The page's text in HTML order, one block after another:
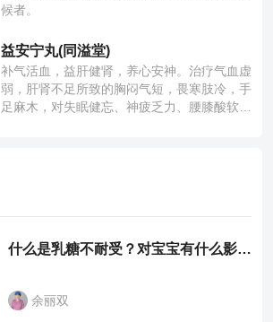
候者。
益安宁丸(同溢堂)
补气活血，益肝健肾，养心安神。治疗气血虚
弱，肝肾不足所致的胸闷气短，畏寒肢冷，手
足麻木，对失眠健忘、神疲乏力、腰膝酸软也
什么是乳糖不耐受？对宝宝有什么影响？
余丽双